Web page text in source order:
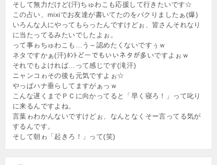
そして無力だけど(汗)ちゅわこも応援して行きたいです☆
この占い、mixiでお友達が書いてたのをパクりましたぁ(爆)
いろんな人にやってもらったんですけどぉ、皆さんそれなり
に当たってるみたいでしたよぉ。
って事ゎちゅわこも…う～認めたくないですぅｗ
ネタですかぁ(汗)ﾎﾝﾄどーでもいいネタが多いですよぉｗ
それでもよければ…って感じです(滝汗)
ニャンコゎその後も元気ですよぉ☆
やっぱハナ垂らしてますがぁっｗ
こんな遅くまでＰＣに向かってると「早く寝ろ！」って叱り
に来るんですよね。
言葉ゎわかんないですけどぉ、なんとなくそー言ってる気が
するんです。
そして朝ゎ「起きろ！」って(笑)